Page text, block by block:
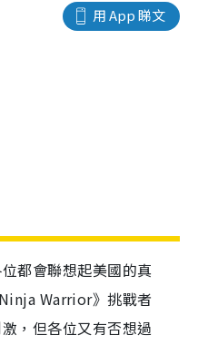
用 App 睇文
都會聯想起美國的真
Warrior》挑戰者
，但各位又有否想過